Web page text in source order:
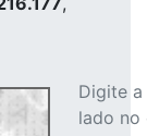
Digite
lado no